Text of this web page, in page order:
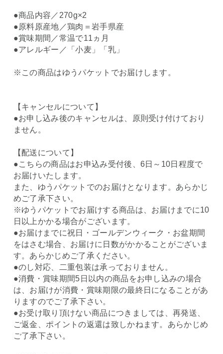
●商品内容／270g×2
●原料原産地／鶏肉＝岩手県産
●賞味期間／常温で11ヵ月
●アレルギー／「小麦」「乳」
※この商品はゆうパケットでお届けします。
【キャンセルについて】
●お申し込み後のキャンセルは、原則受け付けており
ません。
【配送について】
●こちらの商品はお申込み受付後、6日～10日程度で
お届けいたします。
また、ゆうパケットでのお届けとなります。あらかじ
めご了承下さい。
※ゆうパケットでお届けする商品は、お届けまでに10
日以上かかる場合がございます。
●お届けまでに祝日・ゴールデンウィーク・お盆期間
をはさむ場合、お届けに日数がかかることがございま
す。あらかじめご了承ください。
●のし対応、二重包装は承っておりません。
●消費・賞味期間5日以内の商品をお申し込みの場合
は、お届けが消費・賞味期限の最終日になることがあ
りますのでご了承下さい。
●お受け取り頂けない商品につきましては、再発送、
ご返金、ポイントの返還は致しかねます。あらかじめ
ご了承下さい。